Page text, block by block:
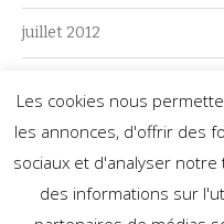
juillet 2012
mai 2012
Les cookies nous
les annonces, d'offrir des
sociaux et d'analyser
des informations sur